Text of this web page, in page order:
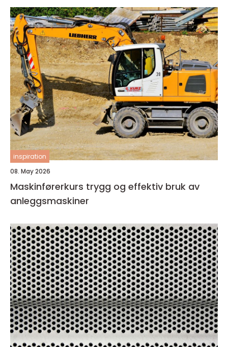
inspiration
08. May 2026
Maskinførerkurs trygg og effektiv bruk av
anleggsmaskiner